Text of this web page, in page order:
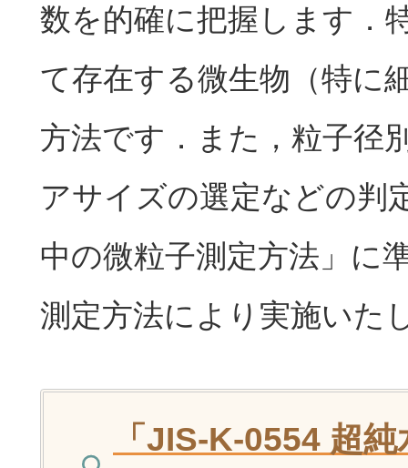
数を的確に把握します．
て存在する微生物（特に
方法です．また，粒子径
アサイズの選定などの判
中の微粒子測定方法」 に
測定方法により実施いた
「JIS-K-0554 超